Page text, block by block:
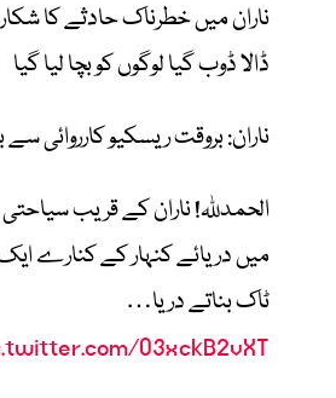
ناران میں خطرناک حادثے کا شکار
ڈالا ڈوب گیا لوگوں کو بچا لیا گیا
ناران: بروقت ریسکیو کارروائی سے
الحمدللہ! ناران کے قریب
میں دریائے کنہار کے کنارے
ٹاک بناتے دریا…
O3xckB2vXT